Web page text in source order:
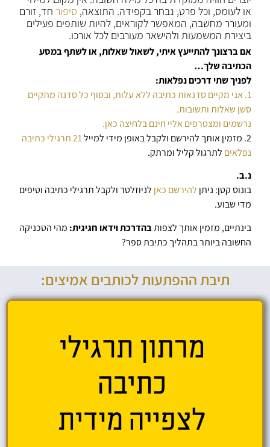
או לעומס, וכל פרט, נבחר בקפידה. התוצאה, סיפור חד, זורם
ומעורר מחשבה, המאפשר לקוראים, להיות שותפים פעילים
ביצירת המשמעות ולהישאר מעורבים לכל אורכו.
אם ברצונך להתייעץ איתי, לשאול שאלות, או לשתף במסע
הכתיבה שלך…
לפניך שתי דרכים נפלאות:
1. אני מקיים סדנאות כתיבה ללא עלות, ובסוף כל סדנה מתקיים
סשן שאלות ותשובות.
נרשמים ומצטרפים אליי חינם בלחיצה כאן.
2. מזמין אותך להירשם ולקבל באופן מידי למייל
21 תרגילי כתיבה
נפלאים לתרגול קליל ומרתק.
נ.ב.
בונוס קטן: ניתן להירשם כאן לניוזלטר ולקבל תרגילי כתיבה וטיפים
מדי שבוע.
בינתיים, מזמין אותך לצפותבהדרכת וידאו חגיגית: מהי הטכניקה
החשובה ביותר בתהליך כתיבת ספר?
תיבת ההפתעות לכותבים אמיצים: